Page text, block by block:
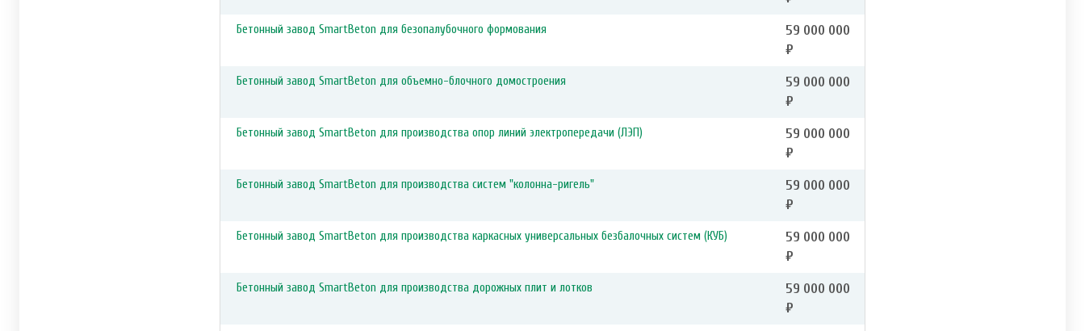
Бетонный завод SmartBeton для безопалубочного формования
59 000 000
₽
Бетонный завод SmartBeton для объемно-блочного домостроения
59 000 000
₽
Бетонный завод SmartBeton для производства опор линий электропередачи (ЛЭП)
59 000 000
₽
Бетонный завод SmartBeton для производства систем "колонна-ригель"
59 000 000
₽
Бетонный завод SmartBeton для производства каркасных универсальных безбалочных систем (КУБ)
59 000 000
₽
Бетонный завод SmartBeton для производства дорожных плит и лотков
59 000 000
₽